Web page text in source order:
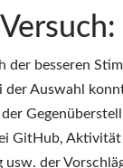
der besseren
der Auswahl
GitHub,
der